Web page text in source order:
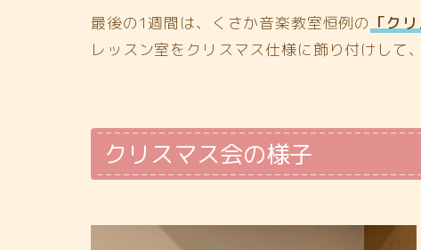
最後の1週間は、くさか音楽教室恒例の 「ク
レッスン室をクリスマス仕様に飾り付けして
クリスマス会の様子